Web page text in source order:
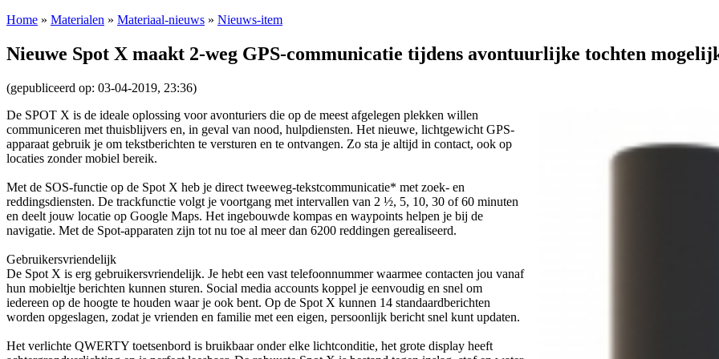
Home » Materialen » Materiaal-nieuws » Nieuws-item
Nieuwe Spot X maakt 2-weg GPS-communicatie tijdens avontuurlijke tochten
(gepubliceerd op: 03-04-2019, 23:36)
De SPOT X is de ideale oplossing voor avonturiers die op de meest afgelegen plekken willen
communiceren met thuisblijvers en, in geval van nood, hulpdiensten. Het nieuwe, lichtgewicht GPS-
apparaat gebruik je om tekstberichten te versturen en te ontvangen. Zo sta je altijd in contact, ook op
locaties zonder mobiel bereik.
Met de SOS-functie op de Spot X heb je direct tweeweg-tekstcommunicatie* met zoek- en
reddingsdiensten. De trackfunctie volgt je voortgang met intervallen van 2 ½, 5, 10, 30 of 60 minuten
en deelt jouw locatie op Google Maps. Het ingebouwde kompas en waypoints helpen je bij de
navigatie. Met de Spot-apparaten zijn tot nu toe al meer dan 6200 reddingen gerealiseerd.
Gebruikersvriendelijk
De Spot X is erg gebruikersvriendelijk. Je hebt een vast telefoonnummer waarmee contacten jou vanaf
hun mobieltje berichten kunnen sturen. Social media accounts koppel je eenvoudig en snel om
iedereen op de hoogte te houden waar je ook bent. Op de Spot X kunnen 14 standaardberichten
worden opgeslagen, zodat je vrienden en familie met een eigen, persoonlijk bericht snel kunt updaten.
Het verlichte QWERTY toetsenbord is bruikbaar onder elke lichtconditie, het grote display heeft